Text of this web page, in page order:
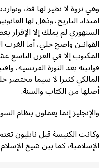
وهي ثروة لا نظير لها قط،
امتداد التاريخ، وذهل لها
السنهوري لم يملك إلا الإقرار
القوانين واضح جلي، أما الغرب
المكتوب إلا في القرن التاسع
قوانينه بعد الثورة الفرنسية،
المالكي كثيرا لا سيما مختصر
أصلها من الكتاب والسنة.
والإنجليز إنما يعملون بنظام
وكانت الكنيسة قبل نابليون
الإسلامية، كما بين شيخ